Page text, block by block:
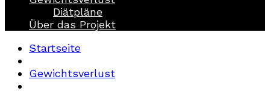
Diätpläne
Über das Projekt
Startseite
Gewichtsverlust